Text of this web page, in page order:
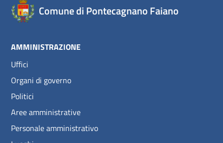
Comune di Pontecagnano Faiano
AMMINISTRAZIONE
Uffici
Organi di governo
Politici
Aree amministrative
Personale amministrativo